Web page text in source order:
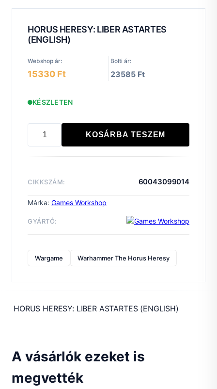
HORUS HERESY: LIBER ASTARTES
(ENGLISH)
Webshop ár: Bolti ár:
15330 Ft 23585 Ft
KÉSZLETEN
HORUS
ASTARTES
mennyiség
KOSÁRBA TESZEM
CIKKSZÁM: 60043099014
Márka: Games Workshop
GYÁRTÓ:
Wargame Warhammer The Horus Heresy
HORUS HERESY: LIBER ASTARTES (ENGLISH)
A vásárlók ezeket is
megvették